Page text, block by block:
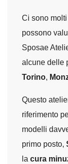
Ci sono
possono
Sposae
alcune delle
Torino,
Questo
riferimento
modelli
primo posto,
la cura